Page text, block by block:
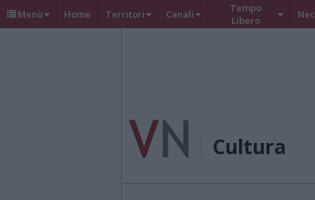
Menù Home Territori Canali
Tempo
Libero
Cultura